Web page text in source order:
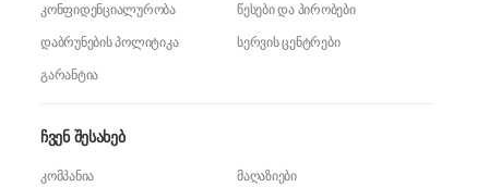
ჩვენ შესახებ
კომპანია მაღაზიები
კონფიდენციალურობა
წესები და პირობები
დაბრუნების პოლიტიკა
სერვის ცენტრები
გარანტია